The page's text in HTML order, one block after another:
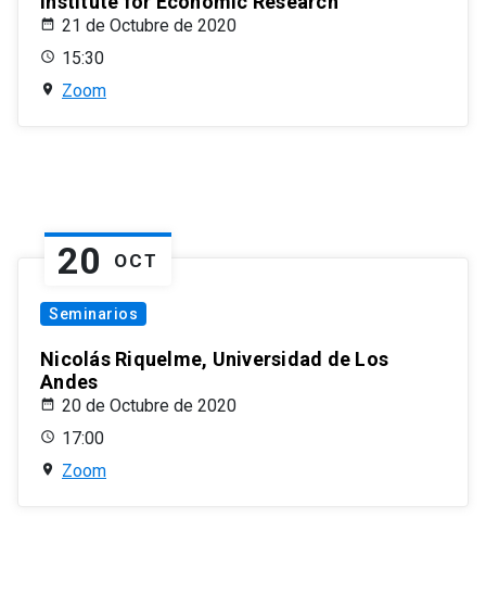
21 de Octubre de 2020
15:30
Zoom
20 OCT
Seminarios
Nicolás Riquelme, Universidad de Los
Andes
20 de Octubre de 2020
17:00
Zoom